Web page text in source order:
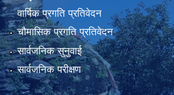
वार्षिक प्रगति प्रतिवेदन
चौमासिक प्रगति प्रतिवेदन
सार्वजनिक सुनुवाई
सार्वजनिक परीक्षण